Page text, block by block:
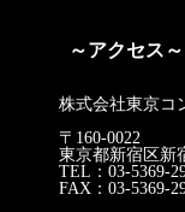
～アクセス～
株式会社東京コ
〒160-0022
東京都新宿区新
TEL：03-5369-
FAX：03-5369-